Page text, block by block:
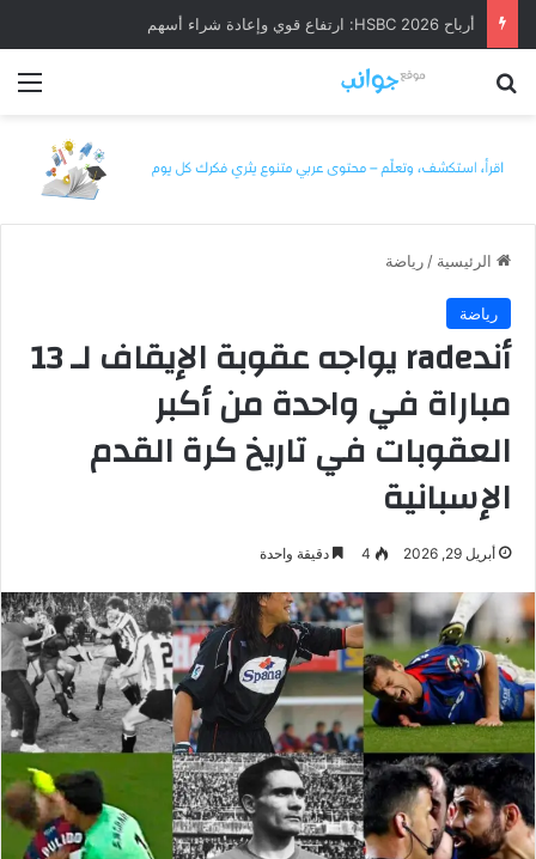
أرباح HSBC 2026: ارتفاع قوي وإعادة شراء أسهم
الرئيسية / رياضة
رياضة
أندrade يواجه عقوبة الإيقاف لـ 13
مباراة في واحدة من أكبر
العقوبات في تاريخ كرة القدم
الإسبانية
أبريل 29, 2026 4 دقيقة واحدة